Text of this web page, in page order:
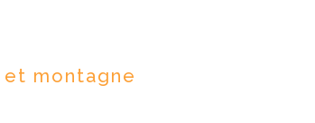
et montagne